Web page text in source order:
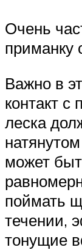
Очень
приманку
Важно в
контакт с
леска
может
поймать
течении,
тонущие